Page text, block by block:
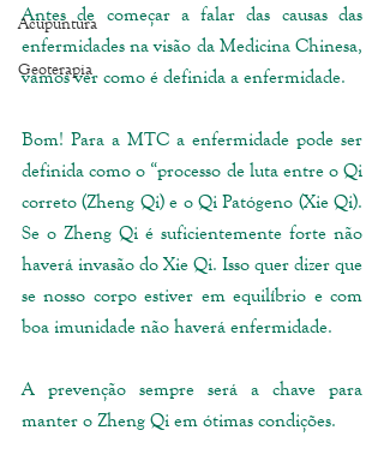
Acupuntura
Geoterapia
Antes de começar a falar das causas das
enfermidades na visão da Medicina Chinesa,
vamos ver como é definida a enfermidade.
Bom! Para a MTC a enfermidade pode ser
definida como o “processo de luta entre o Qi
correto (Zheng Qi) e o Qi Patógeno (Xie Qi).
Se o Zheng Qi é suficientemente forte não
haverá invasão do Xie Qi. Isso quer dizer que
se nosso corpo estiver em equilíbrio e com
boa imunidade não haverá enfermidade.
A prevenção sempre será a chave para
manter o Zheng Qi em ótimas condições.